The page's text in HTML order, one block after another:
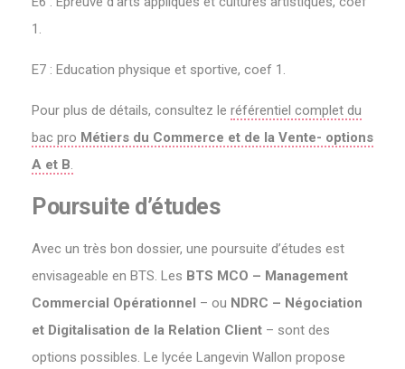
1.
E7 : Education physique et sportive, coef 1.
Pour plus de détails, consultez le référentiel complet du
bac pro Métiers du Commerce et de la Vente- options
A et B.
Poursuite d’études
Avec un très bon dossier, une poursuite d’études est
envisageable en BTS. Les BTS MCO – Management
Commercial Opérationnel – ou NDRC – Négociation
et Digitalisation de la Relation Client – sont des
options possibles. Le lycée Langevin Wallon propose